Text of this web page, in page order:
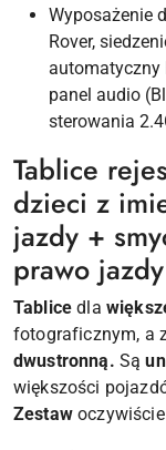
Wyposażenie
Rover,
automatyczny
panel audio
sterowania
Tablice
dzieci z
jazdy +
prawo jazdy
Tablice dla
fotograficznym, a
dwustronną. Są
większości
Zestaw